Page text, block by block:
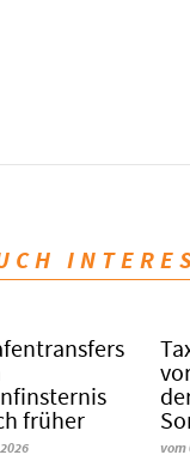
früher
vom